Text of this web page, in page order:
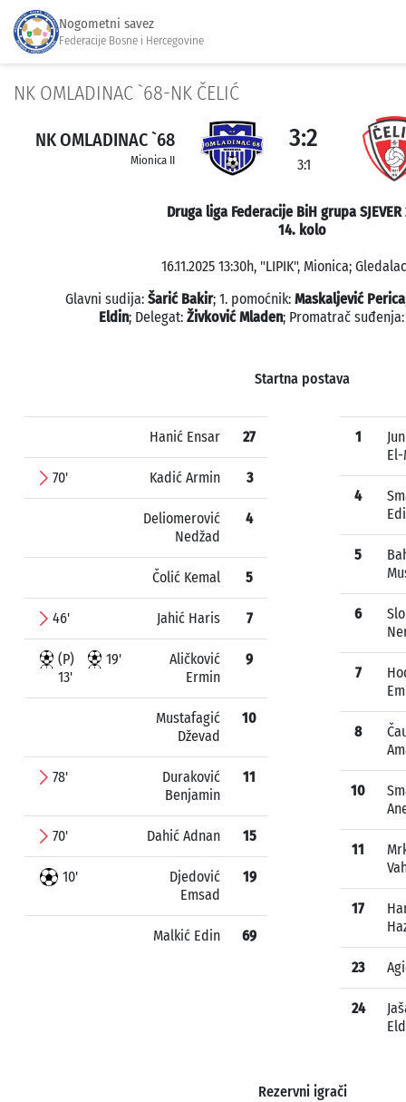
Nogometni savez
Federacije Bosne i Hercegovine
NK OMLADINAC `68-NK ČELIĆ
NK OMLADINAC `68
Mionica II
3:2
3:1
Druga liga Federacije BiH grupa SJEVER
14. kolo
16.11.2025 13:30h, "LIPIK", Mionica;
Glavni sudija: Šarić Bakir; 1. pomoćnik: Maskaljević Perica
Eldin; Delegat: Živković Mladen; Promatrač
Startna postava
Hanić Ensar 27
70' Kadić Armin 3
Deliomerović
Nedžad
4
Čolić Kemal 5
46' Jahić Haris 7
(P)
13'
19'
Aličković
Ermin
9
Mustafagić
Dževad
10
78'
Duraković
Benjamin
11
70' Dahić Adnan 15
10'
Djedović
Emsad
19
Malkić Edin 69
1
4
5
6
7
8
10
11
17
23
24
Rezervni igrači